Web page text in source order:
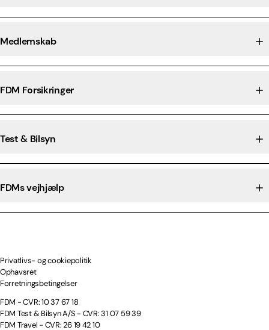
Medlemskab
FDM Forsikringer
Test & Bilsyn
FDMs vejhjælp
Privatlivs- og cookiepolitik
Ophavsret
Forretningsbetingelser
FDM - CVR: 10 37 67 18
FDM Test & Bilsyn A/S - CVR: 31 07 59 39
FDM Travel - CVR: 26 19 42 10